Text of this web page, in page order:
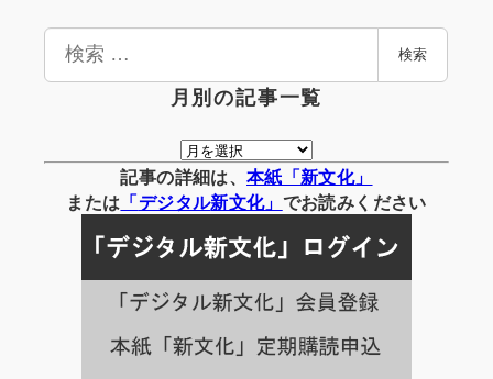
検
検索
月別の記事一覧
月
別
の
事
一
覧
記事の詳細は、 本紙「新文化」
または 「デジタル新文化」 でお読みください